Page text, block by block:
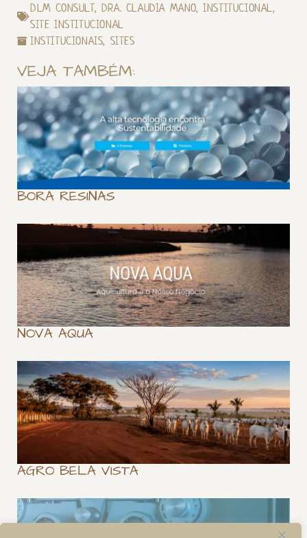
DLM CONSULT, DRA. CLAUDIA MANO,INSTITUCIONAL,
SITE INSTITUCIONAL
INSTITUCIONAIS, SITES
VEJA TAMBÉM:
BORA RESINAS
NOVA AQUA
AGRO BELA VISTA